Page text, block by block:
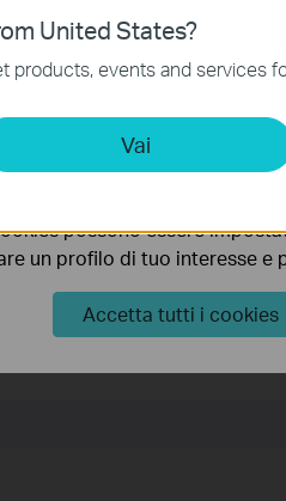
page of TP-Link Wireless
page of TP-Link DSL Modem
on AC VDSL/ADSL Modem
4G or 5G router
site.
United States?
products, events and services
Vai
sono necessari per il
tuo sistema.
Cookies
ci permettono di
possono essere
un profilo di tuo interesse
Accetta tutti i cookies